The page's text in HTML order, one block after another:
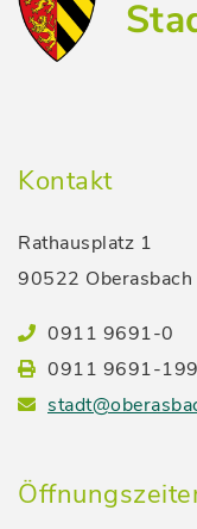
Kontakt
Rathausplatz 1
90522 Oberasbach
0911 9691-0
0911 9691-